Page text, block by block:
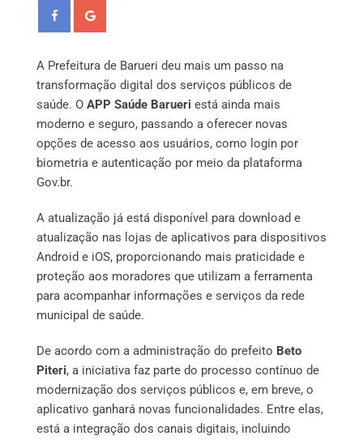
A Prefeitura de Barueri deu mais um passo na
transformação digital dos serviços públicos de
saúde. O APP Saúde Barueri está ainda mais
moderno e seguro, passando a oferecer novas
opções de acesso aos usuários, como login por
biometria e autenticação por meio da plataforma
Gov.br.
A atualização já está disponível para download e
atualização nas lojas de aplicativos para dispositivos
Android e iOS, proporcionando mais praticidade e
proteção aos moradores que utilizam a ferramenta
para acompanhar informações e serviços da rede
municipal de saúde.
De acordo com a administração do prefeito Beto
Piteri, a iniciativa faz parte do processo contínuo de
modernização dos serviços públicos e, em breve, o
aplicativo ganhará novas funcionalidades. Entre elas,
está a integração dos canais digitais, incluindo